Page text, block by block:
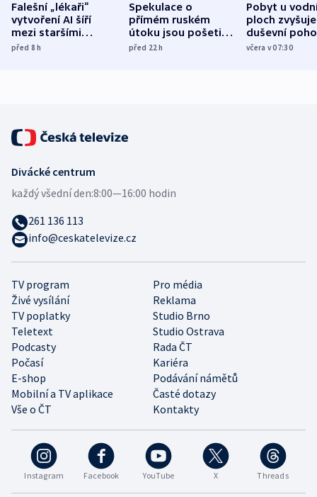
Falešní „lékaři“
vytvoření AI šíří
mezi staršími
Poláky nebezpečné
před 8h
Spekulace o
přímém ruském
útoku jsou pošetilé,
míní estonský
před 22h
Pobyt u
ploch zvyšuje
duševní
ukázala
včera v 07:30
Instagram Facebook YouTube X Threads
TV program
Pro média
Živé vysílání
Reklama
TV poplatky
Studio Brno
Teletext
Studio Ostrava
Podcasty
Rada ČT
Počasí
Kariéra
E-shop
Podávání námětů
Mobilní a TV aplikace
Časté dotazy
Vše o ČT
Kontakty
Divácké centrum
každý všední den:8:00—16:00 hodin
261 136 113
info@ceskatelevize.cz